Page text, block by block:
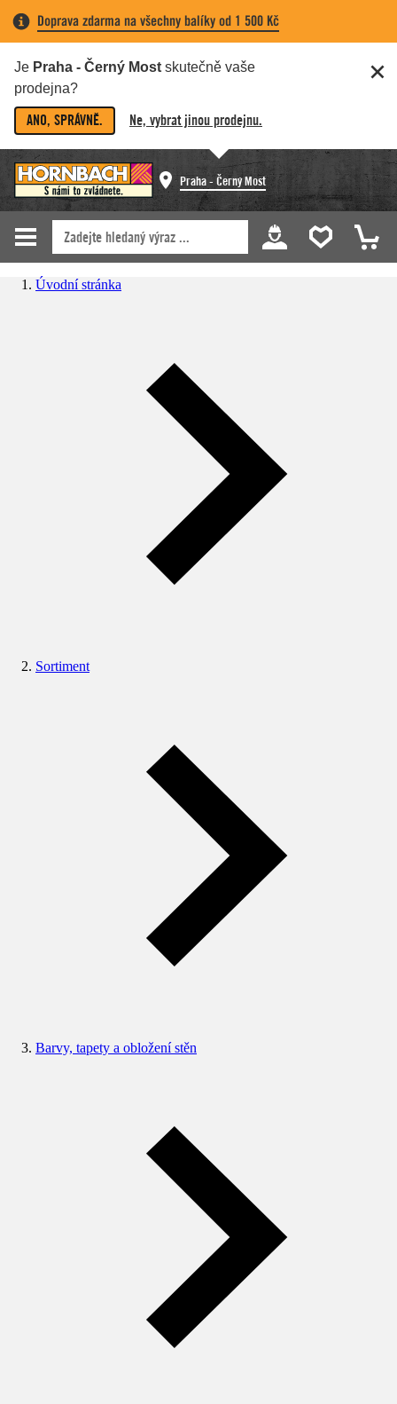
Doprava zdarma na všechny balíky od 1 500 Kč
Je Praha - Černý Most skutečně vaše
prodejna?
ANO, SPRÁVNĚ. Ne, vybrat jinou prodejnu.
Praha - Černý Most
Úvodní stránka
Sortiment
Barvy, tapety a obložení stěn